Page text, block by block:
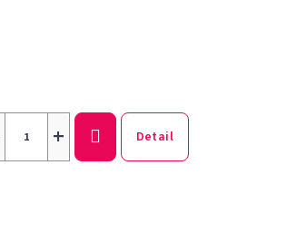
+ Detail